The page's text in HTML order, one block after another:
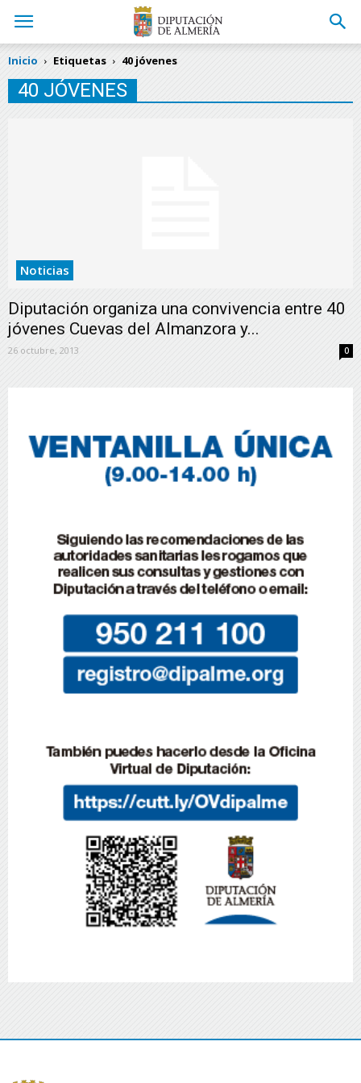
Inicio Etiquetas 40 jóvenes
40 JÓVENES
Noticias
Diputación organiza una convivencia entre 40
jóvenes Cuevas del Almanzora y...
26 octubre, 2013 0